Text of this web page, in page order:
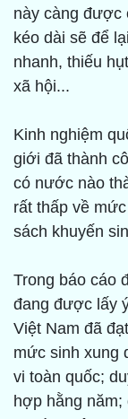
này càng được
kéo dài sẽ để
nhanh, thiếu
xã hội...
Kinh nghiệm
giới đã thành
có nước nào
rất thấp về
sách khuyến
Trong báo cáo
đang được lấy
Việt Nam đã
mức sinh xung
vi toàn quốc;
hợp hằng